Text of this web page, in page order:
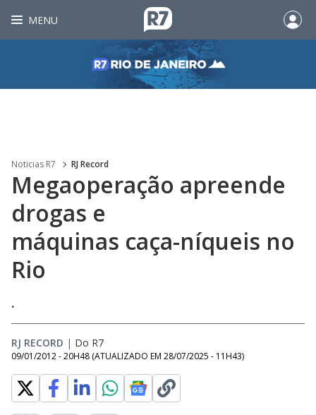
MENU
Noticias R7 RJ Record
Megaoperação apreende
drogas e
máquinas caça-níqueis no
Rio
.
RJ RECORD | Do R7
09/01/2012 - 20H48 (ATUALIZADO EM 28/07/2025 - 11H43)